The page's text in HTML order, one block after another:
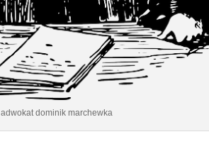
adwokat dominik marchewka